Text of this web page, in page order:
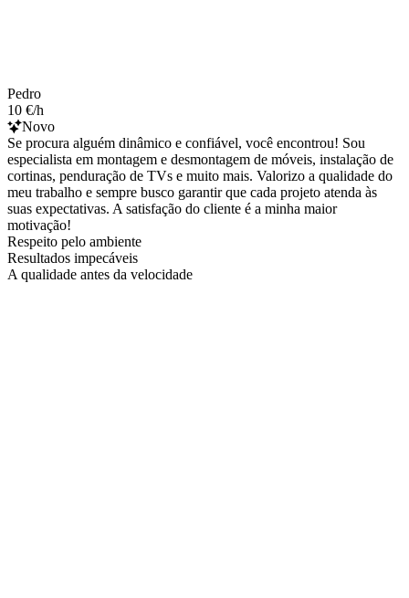
Pedro
10 €/h
Novo
Se procura alguém dinâmico e confiável, você encontrou! Sou
especialista em montagem e desmontagem de móveis, instalação de
cortinas, penduração de TVs e muito mais. Valorizo a qualidade do
meu trabalho e sempre busco garantir que cada projeto atenda às
suas expectativas. A satisfação do cliente é a minha maior
motivação!
Respeito pelo ambiente
Resultados impecáveis
A qualidade antes da velocidade